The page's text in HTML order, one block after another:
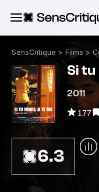
SensCritique > Films >
Si
2011
177
6.3